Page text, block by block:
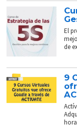
El
de
9